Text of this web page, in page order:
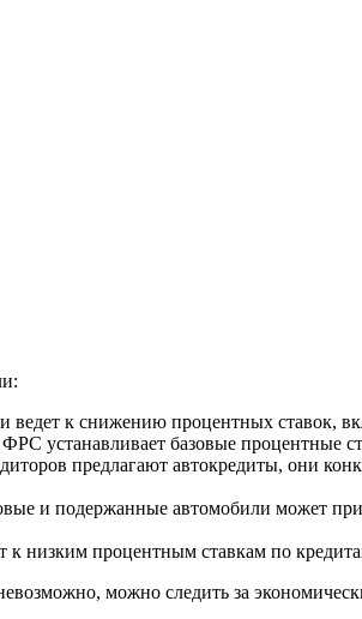
к снижению процентных ставок,
устанавливает базовые процентные
предлагают автокредиты, они
и подержанные автомобили может
низким процентным ставкам по
можно следить за